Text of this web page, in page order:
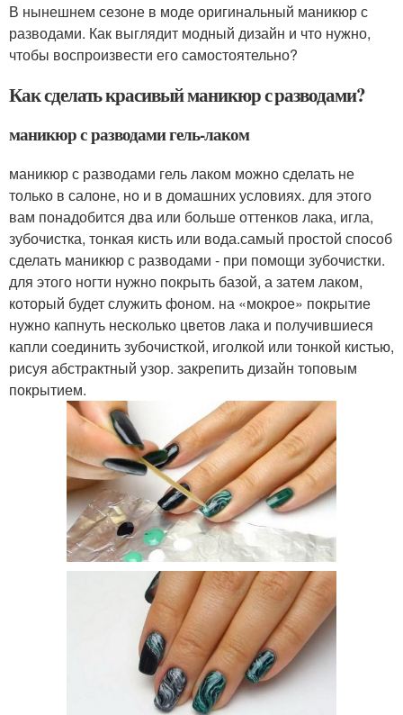
В нынешнем сезоне в моде оригинальный маникюр с
разводами. Как выглядит модный дизайн и что нужно,
чтобы воспроизвести его самостоятельно?
Как сделать красивый маникюр с разводами?
маникюр с разводами гель-лаком
маникюр с разводами гель лаком можно сделать не
только в салоне, но и в домашних условиях. для этого
вам понадобится два или больше оттенков лака, игла,
зубочистка, тонкая кисть или вода.самый простой способ
сделать маникюр с разводами - при помощи зубочистки.
для этого ногти нужно покрыть базой, а затем лаком,
который будет служить фоном. на «мокрое» покрытие
нужно капнуть несколько цветов лака и получившиеся
капли соединить зубочисткой, иголкой или тонкой кистью,
рисуя абстрактный узор. закрепить дизайн топовым
покрытием.